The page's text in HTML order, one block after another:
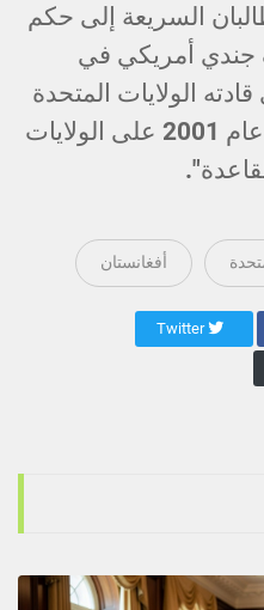
السريعة إلى حكم
وخدم نحو 800 ألف جندي أمريكي في
الولايات المتحدة
عقب هجمات 11 سبتمبر عام 2001 على الولايات
أفغانستان
Twitter